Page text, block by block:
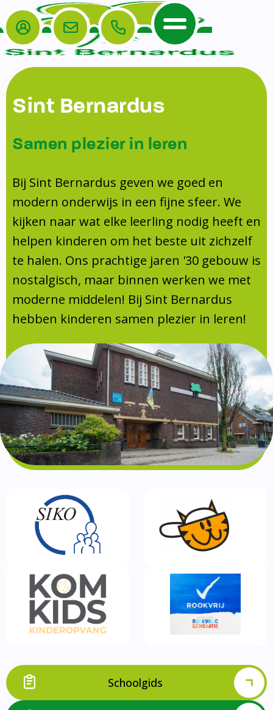
Home
De School
Veiligheidsplan
Onderwijs
Leerlingenraad
Leerlingenzorg
Doorstroomtoets
Jeugdprofessional op school
Centrum Jeugd en Gezin
Schoollogopedie
schoolondersteuningsprofiel
Schooltijden
Absentie
Vakanties
Aanmelden
Schoolgids
Gezonde school
Kinderopvang
BSO
Routebeschrijving
Privacy
Het Team
Ouders
Ouders
TussenSchoolse Opvang (TSO)
Ouderraad (OR)
Medezeggenschapsraad (MR)
Formulieren
Klachtenregeling
Contact
Login E-mail Bellen Menu
Sint Bernardus
Samen plezier in leren
Bij Sint Bernardus geven we goed en
modern onderwijs in een fijne sfeer. We
kijken naar wat elke leerling nodig heeft en
helpen kinderen om het beste uit zichzelf
te halen. Ons prachtige jaren '30 gebouw is
nostalgisch, maar binnen werken we met
moderne middelen! Bij Sint Bernardus
hebben kinderen samen plezier in leren!
Schoolgids